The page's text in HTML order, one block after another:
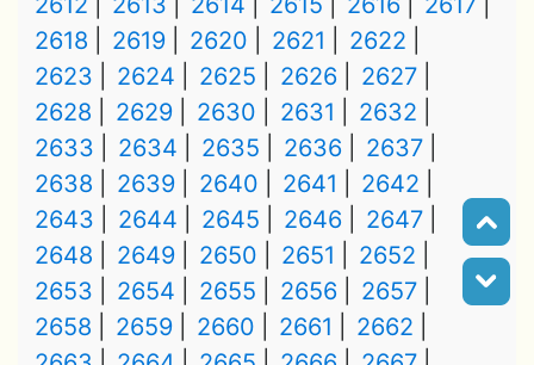
2618
2619 2620 2621
2622
2623
2624 2625 2626
2627
2628
2629 2630 2631
2632
2633
2634 2635 2636
2637
2638
2639 2640 2641
2642
2643
2644 2645 2646
2647
2648
2649 2650 2651
2652
2653
2654 2655 2656
2657
2658
2659 2660 2661
2662